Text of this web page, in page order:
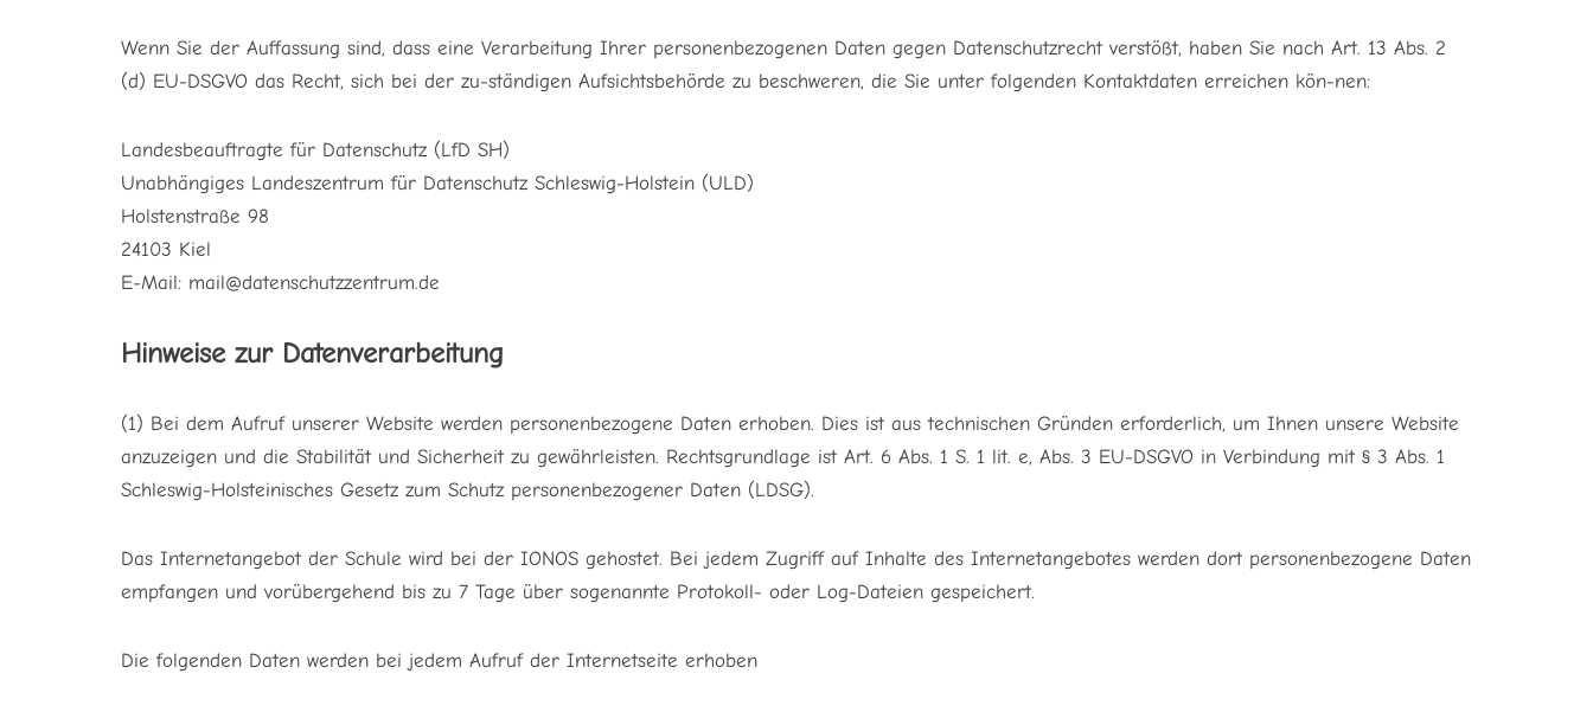
Wenn Sie der Auffassung sind, dass eine Verarbeitung Ihrer personenbezogenen Daten gegen Datenschutzrecht verstößt, haben Sie nach Art. 13 Abs. 2
(d) EU-DSGVO das Recht, sich bei der zu-ständigen Aufsichtsbehörde zu beschweren, die Sie unter folgenden Kontaktdaten erreichen kön-nen:
Landesbeauftragte für Datenschutz (LfD SH)
Unabhängiges Landeszentrum für Datenschutz Schleswig-Holstein (ULD)
Holstenstraße 98
24103 Kiel
E-Mail: mail@datenschutzzentrum.de
Hinweise zur Datenverarbeitung
(1) Bei dem Aufruf unserer Website werden personenbezogene Daten erhoben. Dies ist aus technischen Gründen erforderlich, um Ihnen unsere Website
anzuzeigen und die Stabilität und Sicherheit zu gewährleisten. Rechtsgrundlage ist Art. 6 Abs. 1 S. 1 lit. e, Abs. 3 EU-DSGVO in Verbindung mit § 3 Abs. 1
Schleswig-Holsteinisches Gesetz zum Schutz personenbezogener Daten (LDSG).
Das Internetangebot der Schule wird bei der IONOS gehostet. Bei jedem Zugriff auf Inhalte des Internetangebotes werden dort personenbezogene Daten
empfangen und vorübergehend bis zu 7 Tage über sogenannte Protokoll- oder Log-Dateien gespeichert.
Die folgenden Daten werden bei jedem Aufruf der Internetseite erhoben